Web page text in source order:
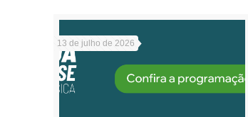
13 de julho de 2026